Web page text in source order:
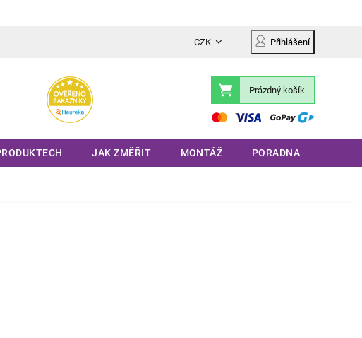
CZK Přihlášení
Nákupní
košík
Prázdný košík
JAK ZMĚŘIT MONTÁŽ PORADNA